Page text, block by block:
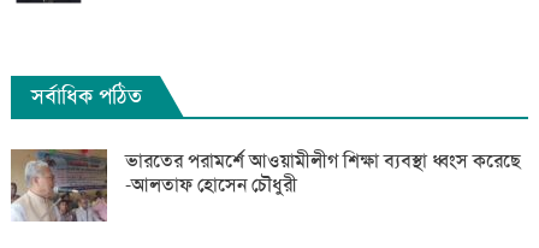
সর্বাধিক পঠিত
ভারতের পরামর্শে আওয়ামীলীগ শিক্ষা ব্যবস্থা ধ্বংস করেছে
-আলতাফ হোসেন চৌধুরী